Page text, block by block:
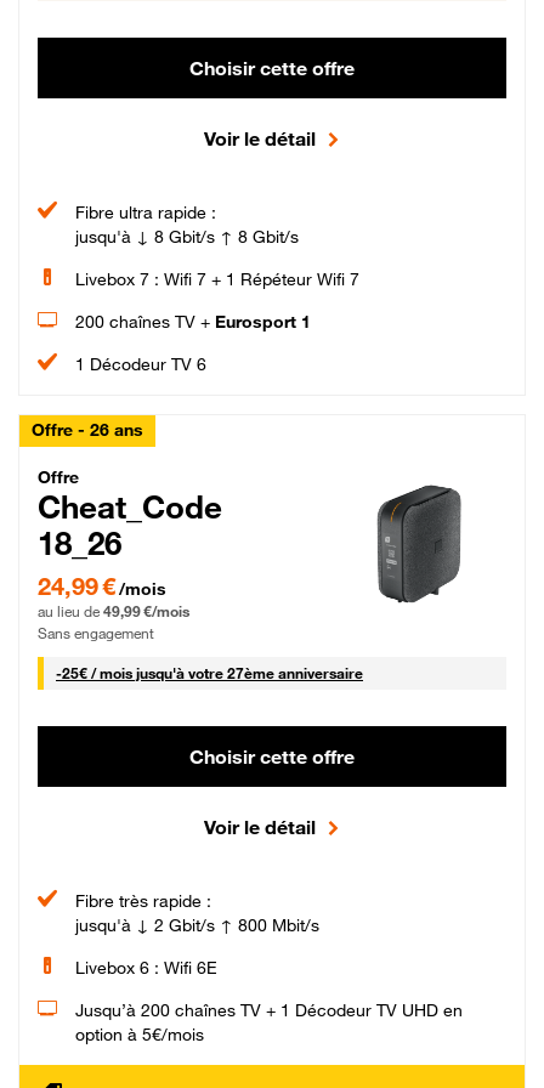
Choisir cette offre
Voir le détail
Fibre ultra rapide :
jusqu'à ↓ 8 Gbit/s ↑ 8 Gbit/s
Livebox 7 : Wifi 7 + 1 Répéteur Wifi 7
200 chaînes TV + Eurosport 1
1 Décodeur TV 6
Offre - 26 ans
Cheat_Code Fibre_18_26
Offre
Cheat_Code
18_26
24,99 € par mois pendant 0 mois puis 49,99 € par mois, Sans engagement
24,99 €/mois
au lieu de 49,99 €/mois
Sans engagement
-25€ / mois25 € par mois
jusqu'à votre 27ème anniversaire
Choisir cette offre
Voir le détail
Fibre très rapide :
jusqu'à ↓ 2 Gbit/s ↑ 800 Mbit/s
Livebox 6 : Wifi 6E
Jusqu’à 200 chaînes TV + 1 Décodeur TV UHD en
option à 5€/mois